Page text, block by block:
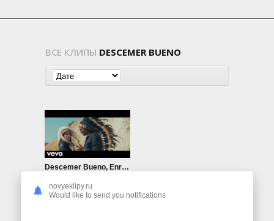
ВСЕ КЛИПЫ DESCEMER BUENO
Descemer Bueno, Enrique Iglesias, Bebe — Nos Fuimos Lejos (Acoustic Version)
novyeklipy.ru
Would like to send you notifications